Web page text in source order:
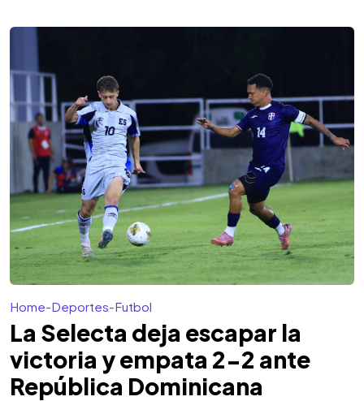
Home-Deportes-Futbol
La Selecta deja escapar la
victoria y empata 2-2 ante
República Dominicana